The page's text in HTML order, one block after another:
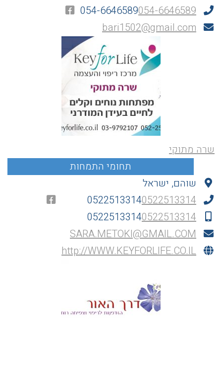
054-6646589054-6646589
bari1502@gmail.com
שרה מתוקי
שוהם, ישראל
05225133140522513314
05225133140522513314
SARA.METOKI@GMAIL.COM
http://WWW.KEYFORLIFE.CO.IL